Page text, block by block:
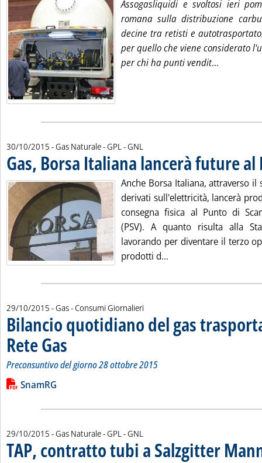
Assogasliquidi e svoltosi ieri
romana sulla distribuzione
decine tra retisti e
per quello che viene considerato
per chi ha punti vendit...
30/10/2015 - Gas Naturale - GPL - GNL
Gas, Borsa Italiana lancerà future al
Anche Borsa Italiana, attraverso il
derivati sull'elettricità, lancerà
consegna fisica al Punto di
(PSV). A quanto risulta alla
lavorando per diventare il terzo
prodotti d...
29/10/2015 - Gas - Consumi Giornalieri
Bilancio quotidiano del gas
Rete Gas . Sottotitolo: Preconsuntivo del giorno 28 ottobre 2015
. Pubblicata giovedì 29 ottobre 2015 alle 15.4.
Preconsuntivo del giorno 28 ottobre 2015
Leggi tutta la notizia: 'Bilancio quotidiano del gas
Lista allegati PDF alla notizia
SnamRG
29/10/2015 - Gas Naturale - GPL - GNL
TAP, contratto tubi a Salzgitter